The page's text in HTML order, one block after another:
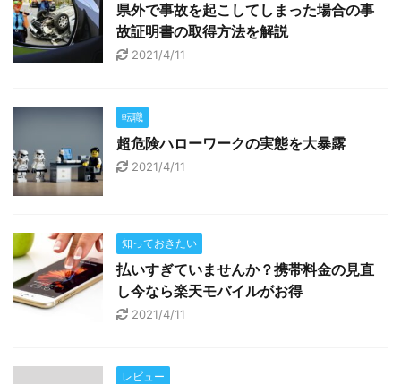
県外で事故を起こしてしまった場合の事
故証明書の取得方法を解説
2021/4/11
転職
超危険ハローワークの実態を大暴露
2021/4/11
知っておきたい
払いすぎていませんか？携帯料金の見直
し今なら楽天モバイルがお得
2021/4/11
レビュー